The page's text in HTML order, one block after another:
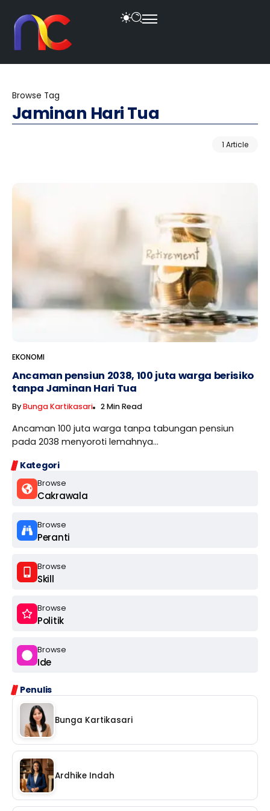
Browse Tag
Jaminan Hari Tua
1 Article
Kategori
Browse
Cakrawala
Browse
Peranti
Browse
Skill
Browse
Politik
Browse
Ide
Penulis
Bunga Kartikasari
Ardhike Indah
EKONOMI
Ancaman pensiun 2038, 100 juta warga berisiko
tanpa Jaminan Hari Tua
ByBunga Kartikasari 2 Min Read
Ancaman 100 juta warga tanpa tabungan pensiun
pada 2038 menyoroti lemahnya...